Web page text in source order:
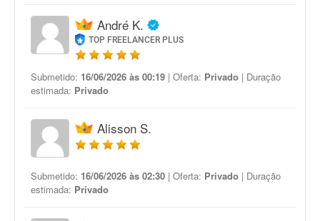
André K.
TOP FREELANCER PLUS
Submetido: 16/06/2026 às 00:19 | Oferta: Privado | Duração
estimada: Privado
Alisson S.
Submetido: 16/06/2026 às 02:30 | Oferta: Privado | Duração
estimada: Privado